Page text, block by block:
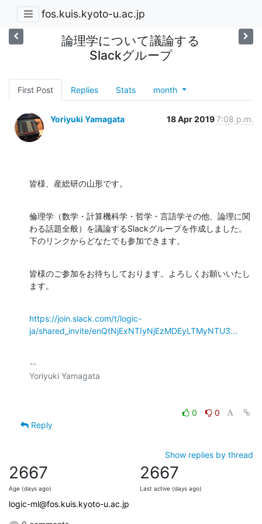
fos.kuis.kyoto-u.ac.jp
論理学について議論する
Slackグループ
First Post Replies Stats month
Yoriyuki Yamagata 18 Apr 20197:08 p.m.
皆様、産総研の山形です。
倫理学（数学・計算機科学・哲学・言語学その他、論理に関
わる話題全般）を議論するSlackグループを作成しました。
下のリンクからどなたでも参加できます。
皆様のご参加をお待ちしております。よろしくお願いいたし
ます。
https://join.slack.com/t/logic-
ja/shared_invite/enQtNjExNTIyNjEzMDEyLTMyNTU3...
--
0
0
Reply
Show replies by thread
2667
Age (days ago)
2667
Last active (days ago)
logic-ml@fos.kuis.kyoto-u.ac.jp